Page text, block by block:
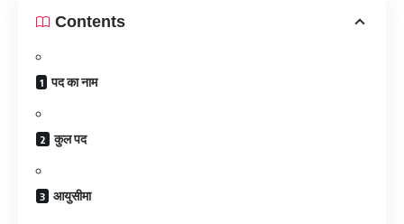
Contents
पद का नाम
कुल पद
आयुसीमा